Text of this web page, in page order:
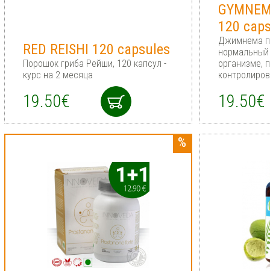
RED REISHI 120 capsules
Порошок гриба Рейши, 120 капсул -
курс на 2 месяца
19.50€
120
Джимнема
организме,
19.50€